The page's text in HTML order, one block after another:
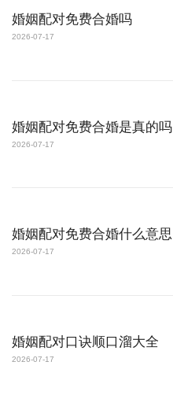
婚姻配对免费合婚吗
2026-07-17
婚姻配对免费合婚是真的吗
2026-07-17
婚姻配对免费合婚什么意思
2026-07-17
婚姻配对口诀顺口溜大全
2026-07-17